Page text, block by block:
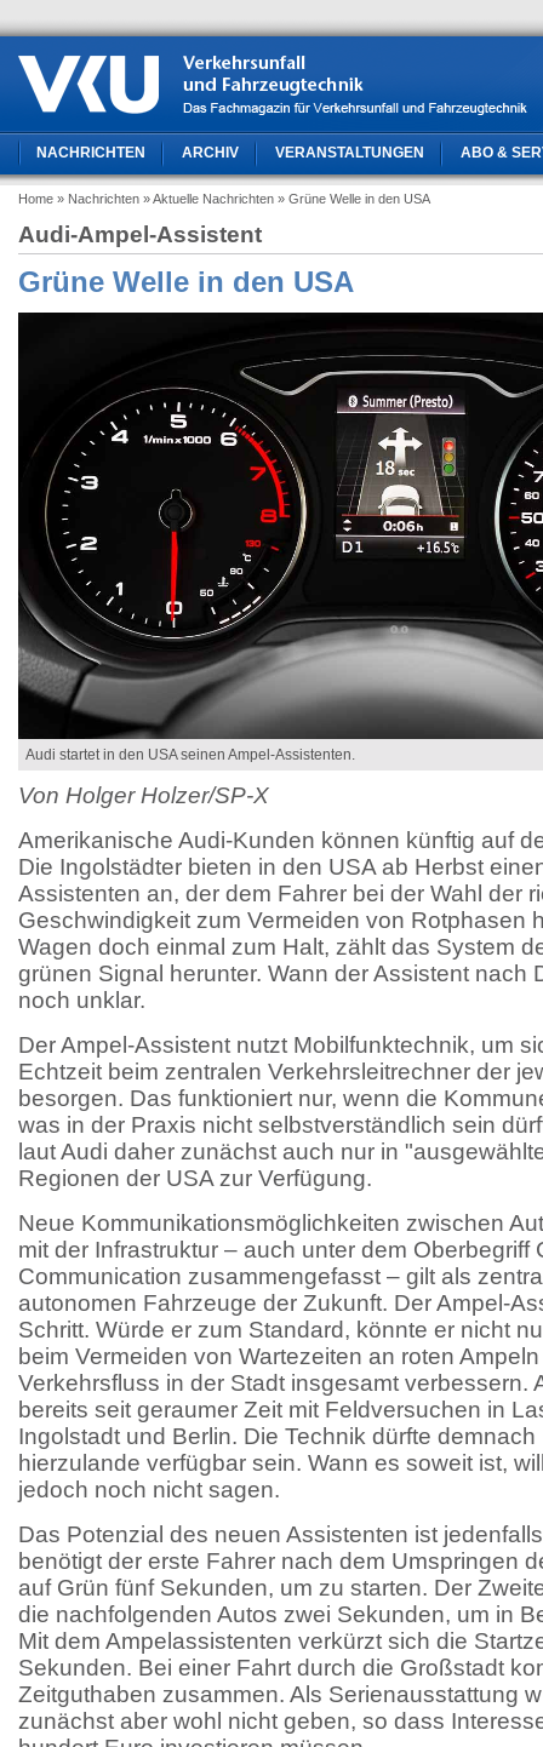
NACHRICHTEN ARCHIV VERANSTALTUNGEN ABO &
Home » Nachrichten » Aktuelle Nachrichten » Grüne Welle in den USA
Audi-Ampel-Assistent
Grüne Welle in den USA
Audi startet in den USA seinen Ampel-Assistenten.
Von Holger Holzer/SP-X
Amerikanische Audi-Kunden können künftig auf
Die Ingolstädter bieten in den USA ab Herbst
Assistenten an, der dem Fahrer bei der Wahl der
Geschwindigkeit zum Vermeiden von Rotphasen
Wagen doch einmal zum Halt, zählt das System
grünen Signal herunter. Wann der Assistent nach
noch unklar.
Der Ampel-Assistent nutzt Mobilfunktechnik, um
Echtzeit beim zentralen Verkehrsleitrechner der
besorgen. Das funktioniert nur, wenn die
was in der Praxis nicht selbstverständlich sein
laut Audi daher zunächst auch nur in
Regionen der USA zur Verfügung.
Neue Kommunikationsmöglichkeiten zwischen
mit der Infrastruktur – auch unter dem Oberbegriff
Communication zusammengefasst – gilt als
autonomen Fahrzeuge der Zukunft. Der Ampel-
Schritt. Würde er zum Standard, könnte er nicht
beim Vermeiden von Wartezeiten an roten
Verkehrsfluss in der Stadt insgesamt verbessern.
bereits seit geraumer Zeit mit Feldversuchen in
Ingolstadt und Berlin. Die Technik dürfte
hierzulande verfügbar sein. Wann es soweit ist,
jedoch noch nicht sagen.
Das Potenzial des neuen Assistenten ist
benötigt der erste Fahrer nach dem Umspringen
auf Grün fünf Sekunden, um zu starten. Der
die nachfolgenden Autos zwei Sekunden, um in
Mit dem Ampelassistenten verkürzt sich die
Sekunden. Bei einer Fahrt durch die Großstadt
Zeitguthaben zusammen. Als Serienausstattung
zunächst aber wohl nicht geben, so dass